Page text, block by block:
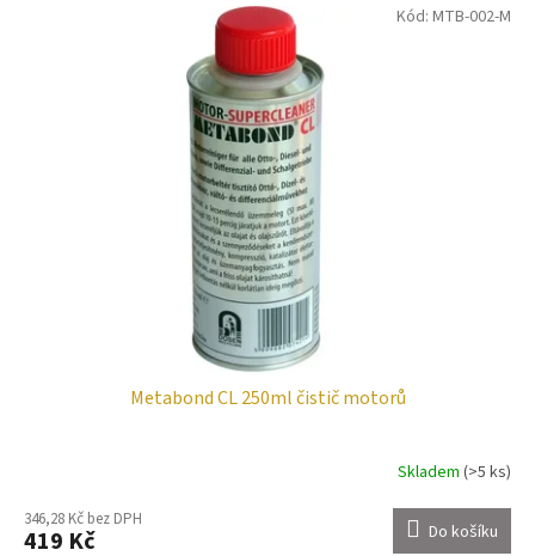
Metabond CL 250ml čistič motorů
Skladem (>5 ks)
346,28 Kč bez DPH
419 Kč Do košíku
Kód: MTB-002-M